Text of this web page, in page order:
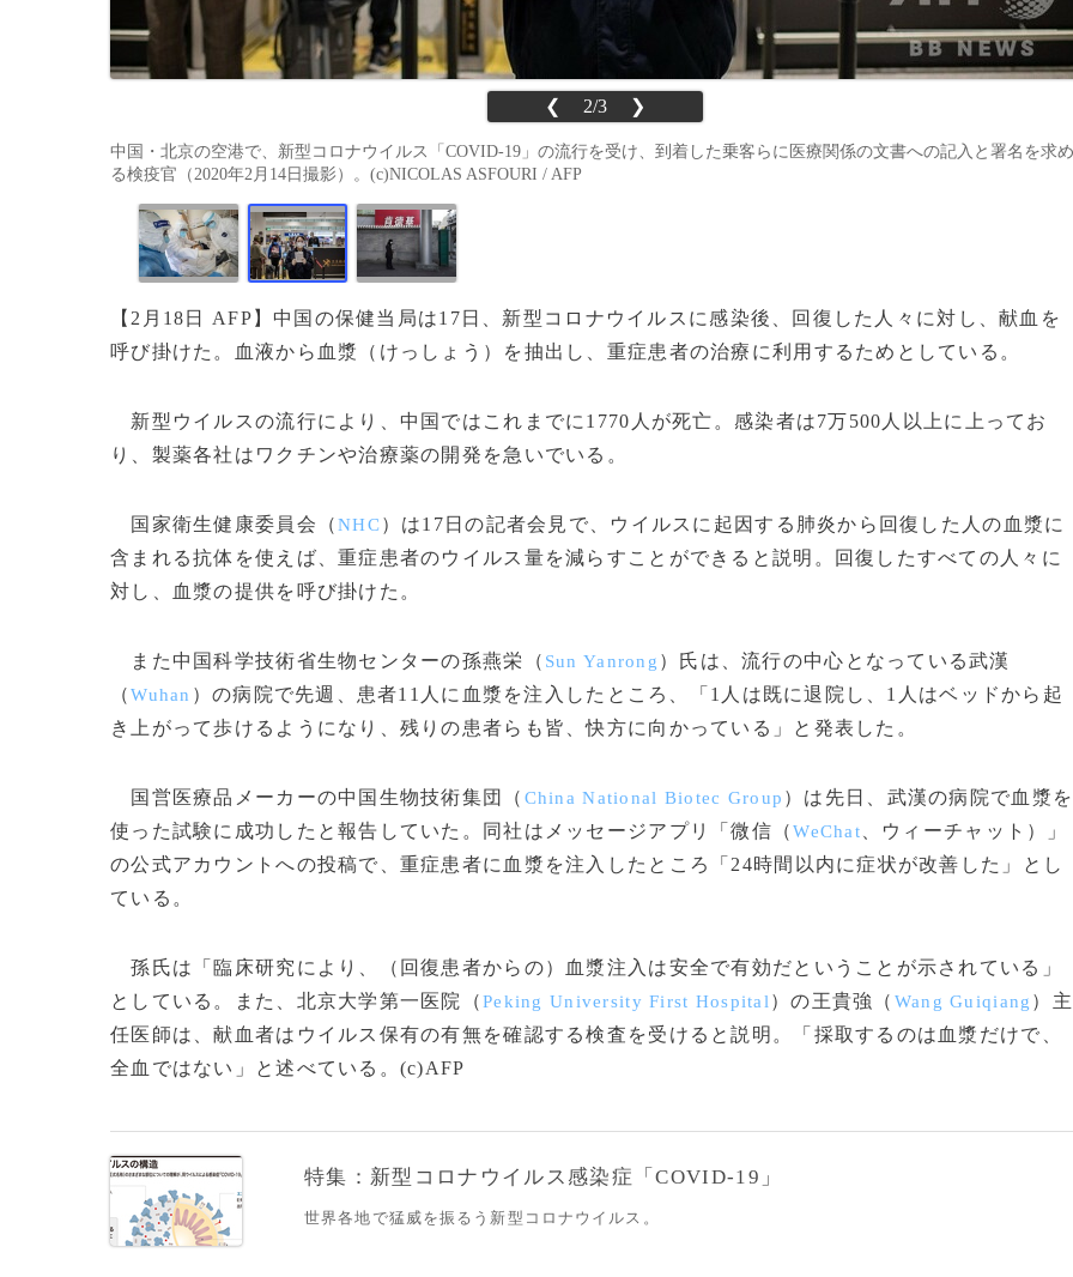
❮ 2/3 ❯
中国・北京の空港で、新型コロナウイルス「COVID-19」の流行を受け、到着した乗客らに医療関係の文書への記入と署名を求め
る検疫官（2020年2月14日撮影）。(c)NICOLAS ASFOURI / AFP
【2月18日 AFP】中国の保健当局は17日、新型コロナウイルスに感染後、回復した人々に対し、献血を
呼び掛けた。血液から血漿（けっしょう）を抽出し、重症患者の治療に利用するためとしている。
新型ウイルスの流行により、中国ではこれまでに1770人が死亡。感染者は7万500人以上に上ってお
り、製薬各社はワクチンや治療薬の開発を急いでいる。
国家衛生健康委員会（NHC）は17日の記者会見で、ウイルスに起因する肺炎から回復した人の血漿に
含まれる抗体を使えば、重症患者のウイルス量を減らすことができると説明。回復したすべての人々に
対し、血漿の提供を呼び掛けた。
また中国科学技術省生物センターの孫燕栄（ Sun Yanrong ）氏は、流行の中心となっている武漢
（Wuhan ）の病院で先週、患者11人に血漿を注入したところ、「1人は既に退院し、1人はベッドから起
き上がって歩けるようになり、残りの患者らも皆、快方に向かっている」と発表した。
国営医療品メーカーの中国生物技術集団（ China National Biotec Group ）は先日、武漢の病院で血漿を
使った試験に成功したと報告していた。同社はメッセージアプリ「微信（WeChat 、ウィーチャット）」
の公式アカウントへの投稿で、重症患者に血漿を注入したところ「24時間以内に症状が改善した」とし
ている。
孫氏は「臨床研究により、（回復患者からの）血漿注入は安全で有効だということが示されている」
としている。また、北京大学第一医院（Peking University First Hospital ）の王貴強（ Wang Guiqiang ）主
任医師は、献血者はウイルス保有の有無を確認する検査を受けると説明。「採取するのは血漿だけで、
全血ではない」と述べている。(c)AFP
特集：新型コロナウイルス感染症「COVID-19」
世界各地で猛威を振るう新型コロナウイルス。